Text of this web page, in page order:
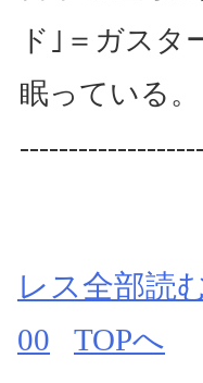
ド｣＝ガス
眠っている。
レス全部読
00
TOPへ